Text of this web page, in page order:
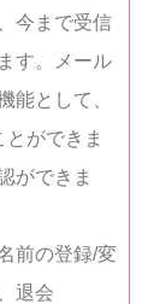
今まで受信
す。メール
能として、
ができま
ができま
前の登録/変
退会